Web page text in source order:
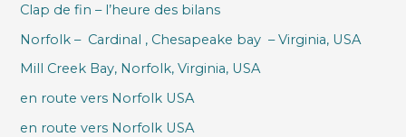
r
c
h
e
Clap de fin – l’heure des bilans
Norfolk – Cardinal , Chesapeake bay – Virginia, USA
Mill Creek Bay, Norfolk, Virginia, USA
en route vers Norfolk USA
en route vers Norfolk USA